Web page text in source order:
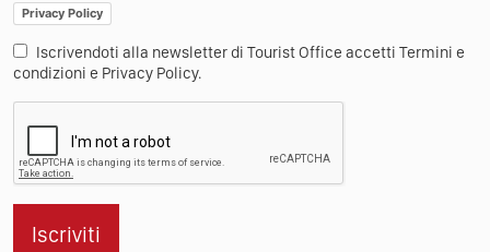
Privacy Policy
Iscrivendoti alla newsletter di Tourist Office accetti Termini e
condizioni e Privacy Policy.
Iscriviti